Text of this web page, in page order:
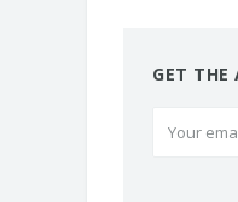
GET THE